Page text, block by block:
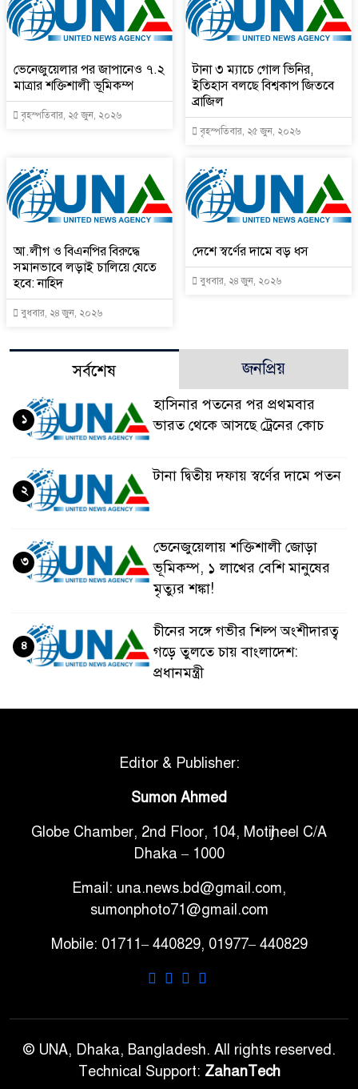
ভেনেজুয়েলার পর জাপানেও ৭.২
মাত্রার শক্তিশালী ভূমিকম্প
বৃহস্পতিবার, ২৫ জুন, ২০২৬
টানা ৩ ম্যাচে গোল ভিনির,
ইতিহাস বলছে বিশ্বকাপ জিতবে
ব্রাজিল
বৃহস্পতিবার, ২৫ জুন, ২০২৬
আ.লীগ ও বিএনপির বিরুদ্ধে
সমানভাবে লড়াই চালিয়ে যেতে
হবে: নাহিদ
বুধবার, ২৪ জুন, ২০২৬
দেশে স্বর্ণের দামে বড় ধস
বুধবার, ২৪ জুন, ২০২৬
সর্বশেষ জনপ্রিয়
হাসিনার পতনের পর প্রথমবার
ভারত থেকে আসছে ট্রেনের কোচ
১
টানা দ্বিতীয় দফায় স্বর্ণের দামে পতন
২
ভেনেজুয়েলায় শক্তিশালী জোড়া
ভূমিকম্প, ১ লাখের বেশি মানুষের
মৃত্যুর শঙ্কা!
৩
চীনের সঙ্গে গভীর শিল্প অংশীদারত্ব
গড়ে তুলতে চায় বাংলাদেশ:
প্রধানমন্ত্রী
৪
টানা ৩ ম্যাচে গোল ভিনির, ইতিহাস
বলছে বিশ্বকাপ জিতবে ব্রাজিল
সরকারি ৩শ কেজি বই বিক্রির
অভিযোগ মাদ্রাসা সুপারের বিরুদ্ধে
পরিবর্তনে কঠোর নির্দেশনা
সমানভাবে লড়াই চালিয়ে যেতে হবে:
নাহিদ
ঢাবিতে মাথায় কাঁঠাল পড়ে মালির
Editor & Publisher:
Sumon Ahmed
Globe Chamber, 2nd Floor, 104, Motijheel C/A
Dhaka – 1000
Email: una.news.bd@gmail.com,
sumonphoto71@gmail.com
Mobile: 01711– 440829, 01977– 440829
© UNA, Dhaka, Bangladesh. All rights reserved.
Technical Support: ZahanTech